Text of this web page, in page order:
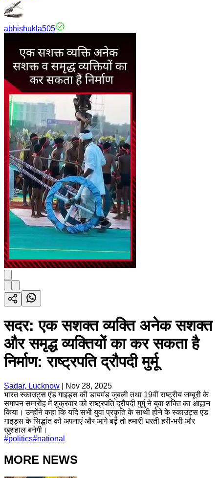
abhishukla505
सदर: एक सशक्त व्यक्ति अनेक सशक्त
और समृद्ध व्यक्तियों का कर सकता है
निर्माण: राष्ट्रपति द्रौपदी मुर्मू
Sadar, Lucknow
Nov 28, 2025
भारत स्काउट्स एंड गाइड्स की डायमंड जुबली तथा 19वीं राष्ट्रीय जम्बूरी के
समापन समारोह में शुक्रवार को राष्ट्रपति द्रौपदी मुर्मु ने युवा शक्ति का आह्वान
किया। उन्होंने कहा कि यदि सभी युवा प्रकृति के साथी होने के स्काउट्स एंड
गाइड्स के सिद्धांत को अपनाएं और आगे बढ़ें तो हमारी धरती हरी-भरी और
खुशहाल बनेगी।
#politics#national
MORE NEWS